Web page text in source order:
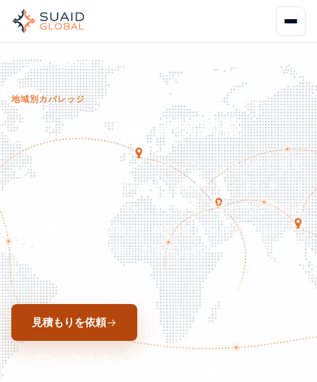
ホーム 対応地域 オセアニア
地域別カバレッジ
オセアニアの貨物調整
オーストラリアとニュージーランドは経済的に重要
ですが、地理的に遠隔です。厳格なバイオセキュリ
ティと環境規制を維持しています。私たちは実務経
験に基づく専門知識で、AQIS検疫要件、ニュージ
ーランドの輸入基準、太平洋貿易パートナーシップ
をナビゲートします。
見積もりを依頼